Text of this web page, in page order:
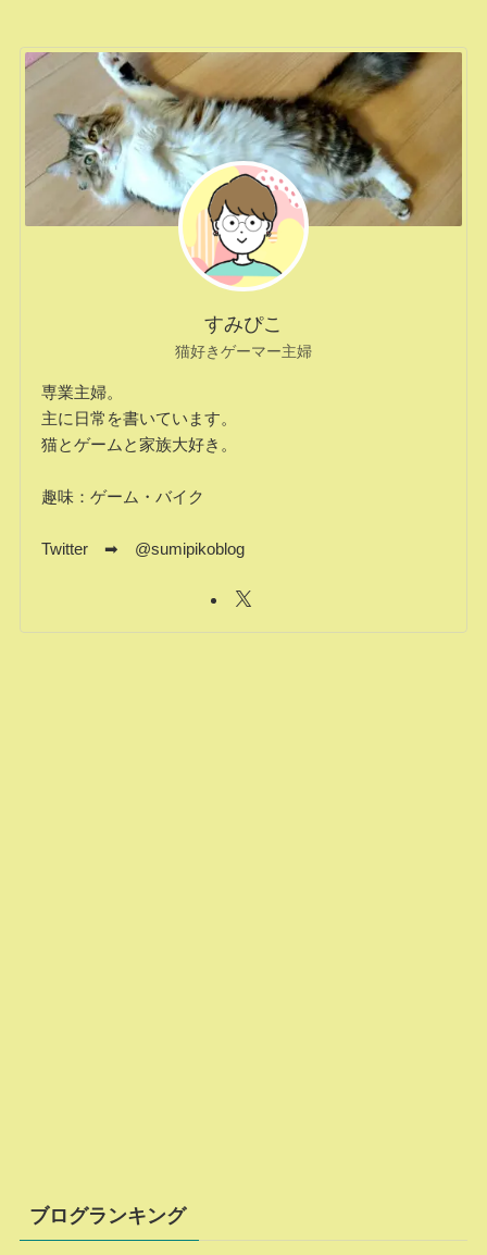
すみぴこ
猫好きゲーマー主婦
専業主婦。
主に日常を書いています。
猫とゲームと家族大好き。
趣味：ゲーム・バイク
Twitter ➡ @sumipikoblog
ブログランキング